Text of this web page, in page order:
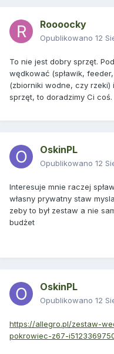
Roooocky
Opublikowano 12
To nie jest dobry sprzęt.
wędkować (spławik,
(zbiorniki wodne, czy rzeki)
sprzęt, to doradzimy Ci coś.
OskinPL
Opublikowano 12
Interesuje mnie raczej
własny prywatny staw
zeby to był zestaw a nie
budżet
OskinPL
Opublikowano 12
https://allegro.pl/zestaw-
pokrowiec-z67-